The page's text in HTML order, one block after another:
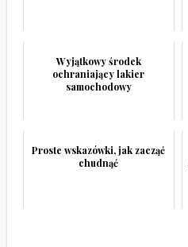
Wyjątkowy środek
ochraniający lakier
samochodowy
Proste wskazówki, jak zacząć
chudnąć